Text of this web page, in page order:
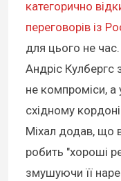
категорично
переговорів із
для цього не
Андріс
не компроміси, а
східному
Міхал додав, що
робить "хороші
змушуючи її